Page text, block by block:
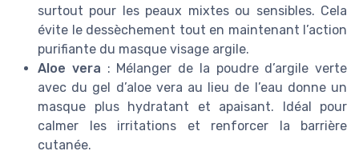
surtout pour les peaux mixtes ou sensibles. Cela
évite le dessèchement tout en maintenant l’action
purifiante du masque visage argile.
Aloe vera : Mélanger de la poudre d’argile verte
avec du gel d’aloe vera au lieu de l’eau donne un
masque plus hydratant et apaisant. Idéal pour
calmer les irritations et renforcer la barrière
cutanée.